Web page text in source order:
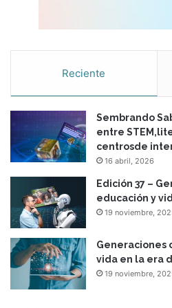
Reciente
Sembrando
entre
centrosde
16 abril, 2026
Edición 37 –
educación y
19 noviembre,
Generaciones
vida en la era
19 noviembre,